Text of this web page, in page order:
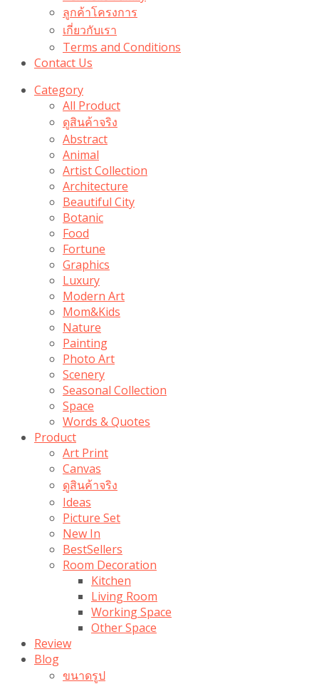
ลูกค้าโครงการ
เกี่ยวกับเรา
Terms and Conditions
Contact Us
Category
All Product
ดูสินค้าจริง
Abstract
Animal
Artist Collection
Architecture
Beautiful City
Botanic
Food
Fortune
Graphics
Luxury
Modern Art
Mom&Kids
Nature
Painting
Photo Art
Scenery
Seasonal Collection
Space
Words & Quotes
Product
Art Print
Canvas
ดูสินค้าจริง
Ideas
Picture Set
New In
BestSellers
Room Decoration
Kitchen
Living Room
Working Space
Other Space
Review
Blog
ขนาดรูป